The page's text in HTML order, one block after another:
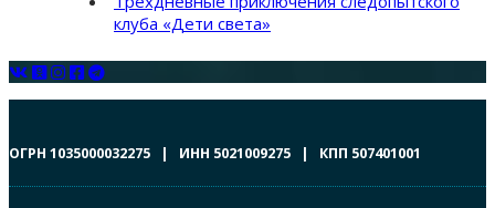
клуба «Дети света»
ОГРН 1035000032275 | ИНН 5021009275 | КПП 507401001